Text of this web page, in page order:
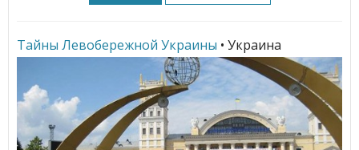
Тайны Левобережной Украины • Украина